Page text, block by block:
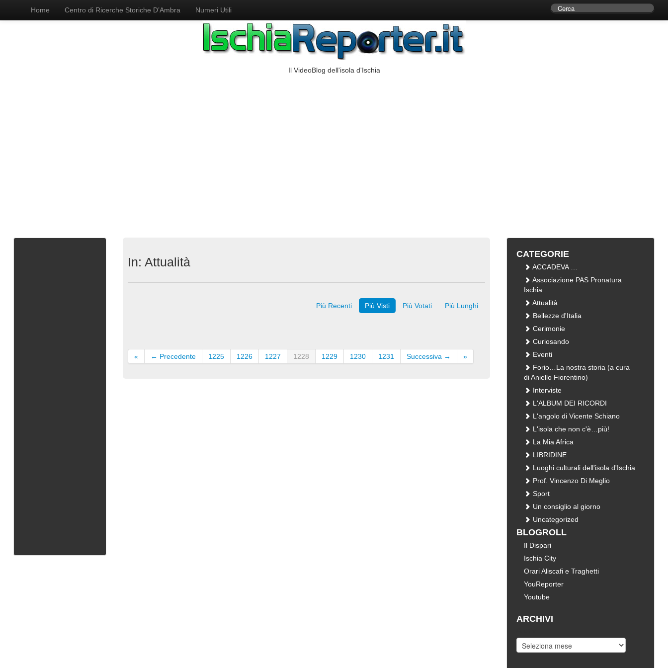
Home Centro di Ricerche Storiche D’Ambra Numeri Utili
Il VideoBlog dell'isola d'Ischia
In: Attualità
Più Recenti Più Visti Più Votati Più Lunghi
« ← Precedente 1225 1226 1227 1228 1229 1230 1231 Successiva → »
CATEGORIE
ACCADEVA …
Associazione PAS Pronatura
Ischia
Attualità
Bellezze d'Italia
Cerimonie
Curiosando
Eventi
Forio…La nostra storia (a cura
di Aniello Fiorentino)
Interviste
L'ALBUM DEI RICORDI
L'angolo di Vicente Schiano
L'isola che non c'è…più!
La Mia Africa
LIBRIDINE
Luoghi culturali dell'isola d'Ischia
Prof. Vincenzo Di Meglio
Sport
Un consiglio al giorno
Uncategorized
BLOGROLL
Il Dispari
Ischia City
Orari Aliscafi e Traghetti
YouReporter
Youtube
ARCHIVI